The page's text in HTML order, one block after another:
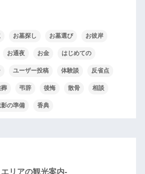
お墓探し お墓選び お彼岸
お通夜 お金 はじめての
ユーザー投稿 体験談 反省点
弔辞 後悔 散骨 相談
の準備 香典
リアの観光案内-